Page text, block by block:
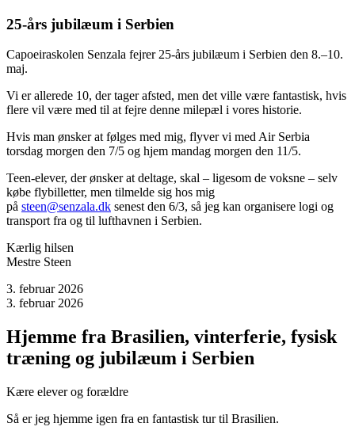
25-års jubilæum i Serbien
Capoeiraskolen Senzala fejrer 25-års jubilæum i Serbien den 8.–10.
maj.
Vi er allerede 10, der tager afsted, men det ville være fantastisk, hvis
flere vil være med til at fejre denne milepæl i vores historie.
Hvis man ønsker at følges med mig, flyver vi med Air Serbia
torsdag morgen den 7/5 og hjem mandag morgen den 11/5.
Teen-elever, der ønsker at deltage, skal – ligesom de voksne – selv
købe flybilletter, men tilmelde sig hos mig
på steen@senzala.dk senest den 6/3, så jeg kan organisere logi og
transport fra og til lufthavnen i Serbien.
Kærlig hilsen
Mestre Steen
3. februar 2026
3. februar 2026
Hjemme fra Brasilien, vinterferie, fysisk
træning og jubilæum i Serbien
Kære elever og forældre
Så er jeg hjemme igen fra en fantastisk tur til Brasilien.